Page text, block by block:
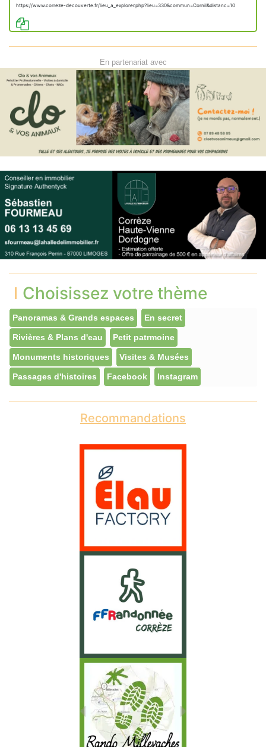
https://www.correze-decouverte.fr/lieu_a_explorer.php?lieu=330&commun=Cornil&distanc=10
En partenariat avec
Choisissez votre thème
Panoramas & Grands espaces En secret
Rivières & Plans d'eau Petit patrmoine
Monuments historiques Visites & Musées
Passages d'histoires Facebook Instagram
Recommandations